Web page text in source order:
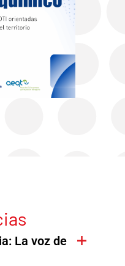
La voz de